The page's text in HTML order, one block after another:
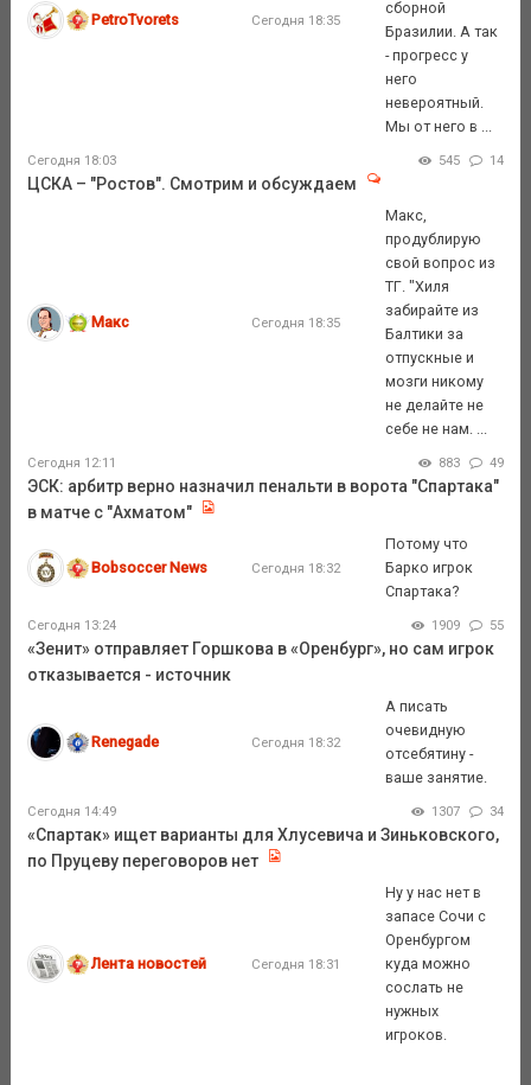
PetroTvorets Сегодня 18:35
сборной
Бразилии. А так
- прогресс у
него
невероятный.
Мы от него в ...
Сегодня 18:03 545 14
ЦСКА – "Ростов". Смотрим и обсуждаем
Макс Сегодня 18:35
Макс,
продублирую
свой вопрос из
ТГ. "Хиля
забирайте из
Балтики за
отпускные и
мозги никому
не делайте не
себе не нам. ...
Сегодня 12:11 883 49
ЭСК: арбитр верно назначил пенальти в ворота "Спартака"
в матче с "Ахматом"
Bobsoccer News Сегодня 18:32
Потому что
Барко игрок
Спартака?
Сегодня 13:24 1909 55
«Зенит» отправляет Горшкова в «Оренбург», но сам игрок
отказывается - источник
Renegade Сегодня 18:32
А писать
очевидную
отсебятину -
ваше занятие.
Сегодня 14:49 1307 34
«Спартак» ищет варианты для Хлусевича и Зиньковского,
по Пруцеву переговоров нет
Лента новостей Сегодня 18:31
Ну у нас нет в
запасе Сочи с
Оренбургом
куда можно
сослать не
нужных
игроков.